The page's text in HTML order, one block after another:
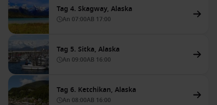
Tag 4. Skagway, Alaska
An 07:00AB 17:00
Tag 5. Sitka, Alaska
An 09:00AB 16:00
Tag 6. Ketchikan, Alaska
An 08:00AB 16:00